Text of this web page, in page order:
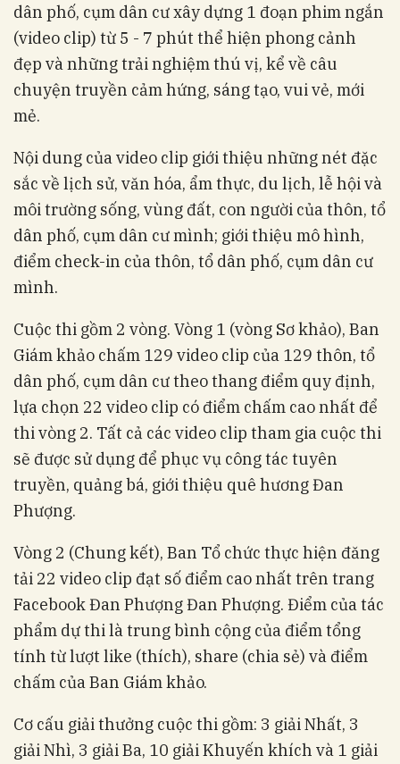
dân phố, cụm dân cư xây dựng 1 đoạn phim ngắn
(video clip) từ 5 - 7 phút thể hiện phong cảnh
đẹp và những trải nghiệm thú vị, kể về câu
chuyện truyền cảm hứng, sáng tạo, vui vẻ, mới
mẻ.
Nội dung của video clip giới thiệu những nét đặc
sắc về lịch sử, văn hóa, ẩm thực, du lịch, lễ hội và
môi trường sống, vùng đất, con người của thôn, tổ
dân phố, cụm dân cư mình; giới thiệu mô hình,
điểm check-in của thôn, tổ dân phố, cụm dân cư
mình.
Cuộc thi gồm 2 vòng. Vòng 1 (vòng Sơ khảo), Ban
Giám khảo chấm 129 video clip của 129 thôn, tổ
dân phố, cụm dân cư theo thang điểm quy định,
lựa chọn 22 video clip có điểm chấm cao nhất để
thi vòng 2. Tất cả các video clip tham gia cuộc thi
sẽ được sử dụng để phục vụ công tác tuyên
truyền, quảng bá, giới thiệu quê hương Đan
Phượng.
Vòng 2 (Chung kết), Ban Tổ chức thực hiện đăng
tải 22 video clip đạt số điểm cao nhất trên trang
Facebook Đan Phượng Đan Phượng. Điểm của tác
phẩm dự thi là trung bình cộng của điểm tổng
tính từ lượt like (thích), share (chia sẻ) và điểm
chấm của Ban Giám khảo.
Cơ cấu giải thưởng cuộc thi gồm: 3 giải Nhất, 3
giải Nhì, 3 giải Ba, 10 giải Khuyến khích và 1 giải